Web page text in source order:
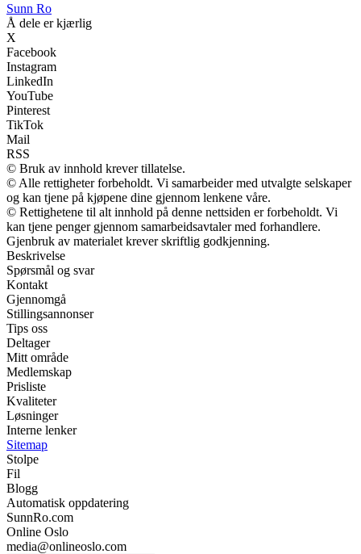
Sunn Ro
Å dele er kjærlig
X
Facebook
Instagram
LinkedIn
YouTube
Pinterest
TikTok
Mail
RSS
© Bruk av innhold krever tillatelse.
© Alle rettigheter forbeholdt. Vi samarbeider med utvalgte selskaper
og kan tjene på kjøpene dine gjennom lenkene våre.
© Rettighetene til alt innhold på denne nettsiden er forbeholdt. Vi
kan tjene penger gjennom samarbeidsavtaler med forhandlere.
Gjenbruk av materialet krever skriftlig godkjenning.
Beskrivelse
Spørsmål og svar
Kontakt
Gjennomgå
Stillingsannonser
Tips oss
Deltager
Mitt område
Medlemskap
Prisliste
Kvaliteter
Løsninger
Interne lenker
Sitemap
Stolpe
Fil
Blogg
Automatisk oppdatering
SunnRo.com
Online Oslo
media@onlineoslo.com